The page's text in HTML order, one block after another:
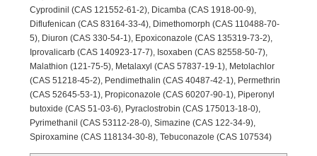
Cyprodinil (CAS 121552-61-2), Dicamba (CAS 1918-00-9),
Diflufenican (CAS 83164-33-4), Dimethomorph (CAS 110488-70-
5), Diuron (CAS 330-54-1), Epoxiconazole (CAS 135319-73-2),
Iprovalicarb (CAS 140923-17-7), Isoxaben (CAS 82558-50-7),
Malathion (121-75-5), Metalaxyl (CAS 57837-19-1), Metolachlor
(CAS 51218-45-2), Pendimethalin (CAS 40487-42-1), Permethrin
(CAS 52645-53-1), Propiconazole (CAS 60207-90-1), Piperonyl
butoxide (CAS 51-03-6), Pyraclostrobin (CAS 175013-18-0),
Pyrimethanil (CAS 53112-28-0), Simazine (CAS 122-34-9),
Spiroxamine (CAS 118134-30-8), Tebuconazole (CAS 107534)